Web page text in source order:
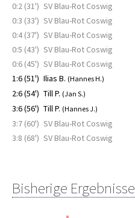
0:2 (31') SV Blau-Rot Coswig
0:3 (33') SV Blau-Rot Coswig
0:4 (37') SV Blau-Rot Coswig
0:5 (43') SV Blau-Rot Coswig
0:6 (45') SV Blau-Rot Coswig
1:6 (51') Ilias B. (Hannes H.)
2:6 (54') Till P. (Jan S.)
3:6 (56') Till P. (Hannes J.)
3:7 (60') SV Blau-Rot Coswig
3:8 (68') SV Blau-Rot Coswig
Bisherige Ergebnisse